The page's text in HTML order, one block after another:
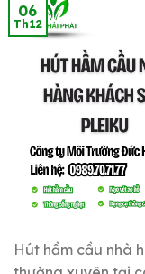
06
Th12
Hút hầm cầu nhà